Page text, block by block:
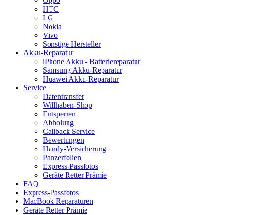
HTC
LG
Nokia
Vivo
Sonstige Hersteller
Akku-Reparatur
iPhone Akku - Batteriereparatur
Samsung Akku-Reparatur
Huawei Akku-Reparatur
Service
Datentransfer
Willhaben-Shop
Entsperren
Abholung
Callback Service
Bewertungen
Handy-Versicherung
Panzerfolien
Express-Passfotos
Geräte Retter Prämie
FAQ
Express-Passfotos
MacBook Reparaturen
Geräte Retter Prämie